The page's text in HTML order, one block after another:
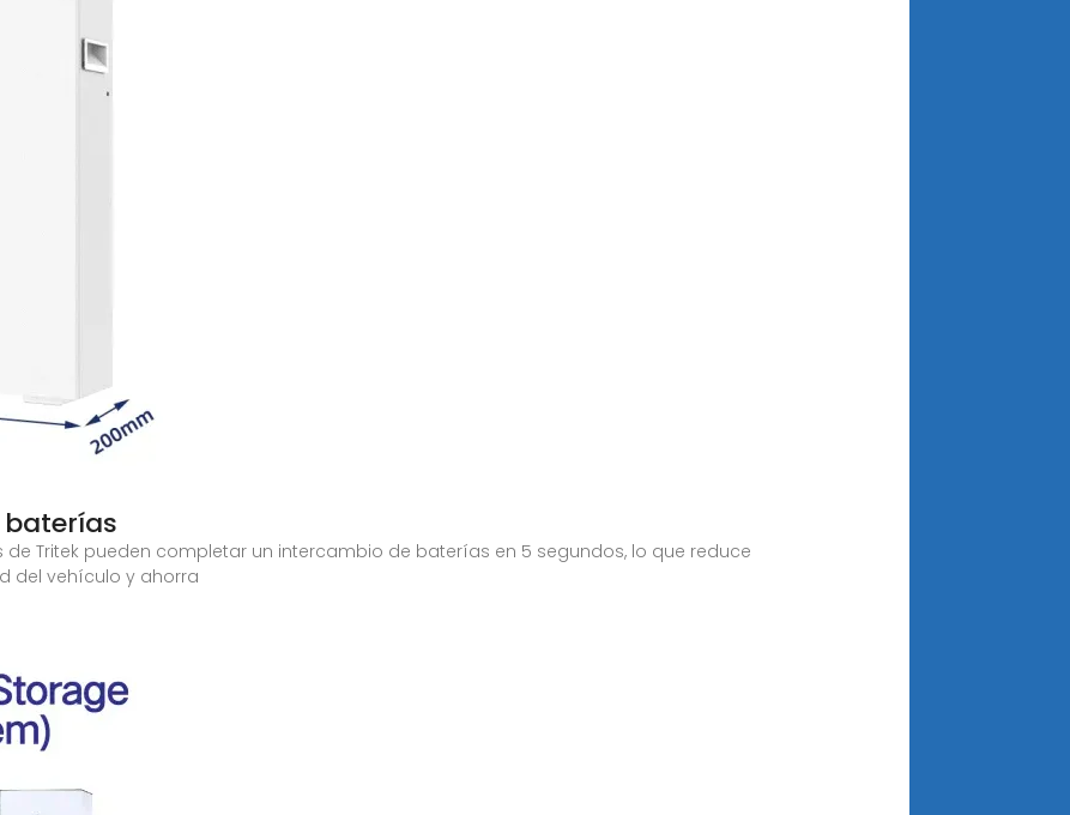
Tritek pueden completar un intercambio de baterías en 5 segundos, lo que reduce
del vehículo y ahorra